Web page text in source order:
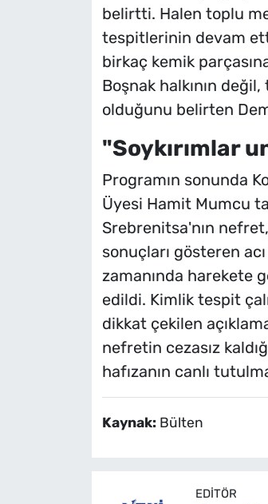
belirtti. Halen toplu
tespitlerinin devam
birkaç kemik
Boşnak halkının
olduğunu belirten
"Soykırımlar
Programın sonunda
Üyesi Hamit Mumcu
Srebrenitsa'nın
sonuçları gösteren
zamanında harekete
edildi. Kimlik tespit
dikkat çekilen
nefretin cezasız
hafızanın canlı
Kaynak: Bülten
EDITÖR